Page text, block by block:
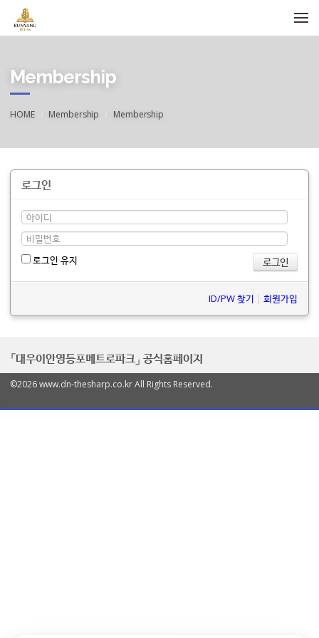
Membership
HOME Membership Membership
로그인
로그인 유지
ID/PW 찾기 | 회원가입
「대우이안영등포메트로파크」 공식홈페이지
©2026 www.dn-thesharp.co.kr All Rights Reserved.